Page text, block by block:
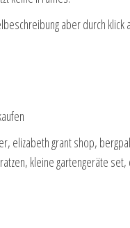
aber durch klick
elizabeth grant shop,
kleine gartengeräte